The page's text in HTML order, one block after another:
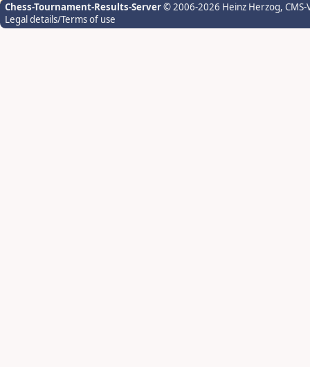
Chess-Tournament-Results-Server© 2006-2026 Heinz Herzog,
Legal details/Terms of use